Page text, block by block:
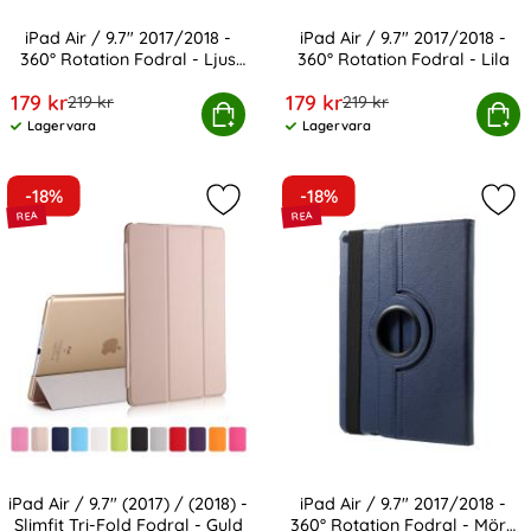
iPad Air / 9.7" 2017/2018 -
360° Rotation Fodral - Ljus
rea pris
179 krtidigare pris
219 kr
Tillgänglighet:
Lagervara
Köp
/ 9.7" 2017/2018 - 360° Rotation Fodral - Ljus Rosa
iPad Air / 9.7" 2017/2018 -
360° Rotation Fodral - Lila
rea pris
179 krtidigare pris
219 kr
Tillgänglighet:
Lagervara
Köp
iPad Air / 9.7" 2017/2018 -
-18%
iPad Air / 9.7" (2017) / (2018) -
Slimfit Tri-Fold Fodral - Guld
Markera iPad Air / 9.7" (2017) /
-18%
iPad Air / 9.7" 2017/2018 -
360° Rotation Fodral - Mörk